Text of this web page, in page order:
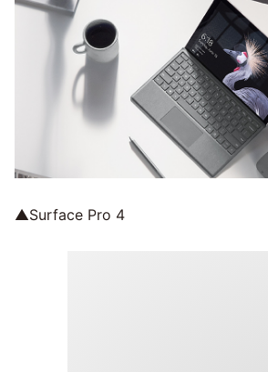
▲Surface Pro 4